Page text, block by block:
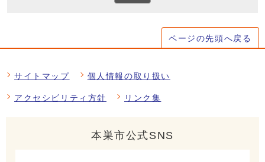
ページの先頭へ戻る
サイトマップ 個人情報の取り扱い
アクセシビリティ方針 リンク集
本巣市公式SNS